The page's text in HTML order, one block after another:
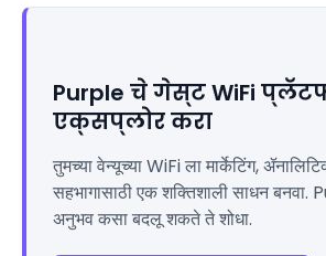
Purple चे गेस्ट WiFi
एक्सप्लोर करा
तुमच्या वेन्यूच्या WiFi ला मार्केटिंग,
सहभागासाठी एक शक्तिशाली साधन
अनुभव कसा बदलू शकते ते शोधा.